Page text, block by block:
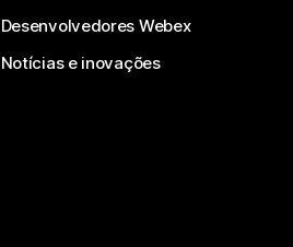
Desenvolvedores Webex
Notícias e inovações